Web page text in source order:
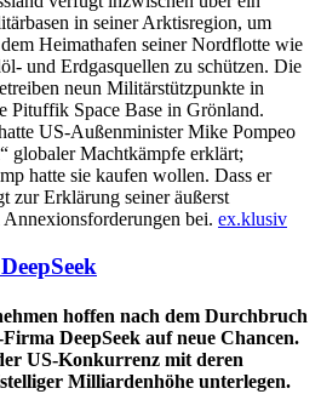
in seiner Arktisregion, um
Heimathafen seiner Nordflotte wie
und Erdgasquellen zu schützen. Die
neun Militärstützpunkte in
Pituffik Space Base in Grönland.
US-Außenminister Mike Pompeo
globaler Machtkämpfe erklärt;
hatte sie kaufen wollen. Dass er
zur Erklärung seiner äußerst
bei. ex.klusiv
hoffen nach dem Durchbruch
DeepSeek auf neue Chancen.
US-Konkurrenz mit deren
Milliardenhöhe unterlegen.